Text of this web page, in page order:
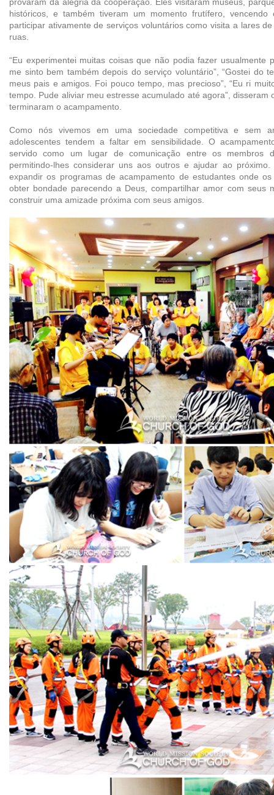
provaram da alegria da cooperação. Eles visitaram museus,
históricos, e também tiveram um momento frutífero,
participar ativamente de serviços voluntários como visita a lares
ruas.
“Eu experimentei muitas coisas que não podia fazer usualmente
me sinto bem também depois do serviço voluntário”, “Gostei do
meus pais e amigos. Foi pouco tempo, mas precioso”, “Eu ri
tempo. Pude aliviar meu estresse acumulado até agora”, disseram
terminaram o acampamento.
Como nós vivemos em uma sociedade competitiva e sem
adolescentes tendem a faltar em sensibilidade. O
servido como um lugar de comunicação entre os membros
permitindo-lhes considerar uns aos outros e ajudar ao
expandir os programas de acampamento de estudantes onde
obter bondade parecendo a Deus, compartilhar amor com seus
construir uma amizade próxima com seus amigos.